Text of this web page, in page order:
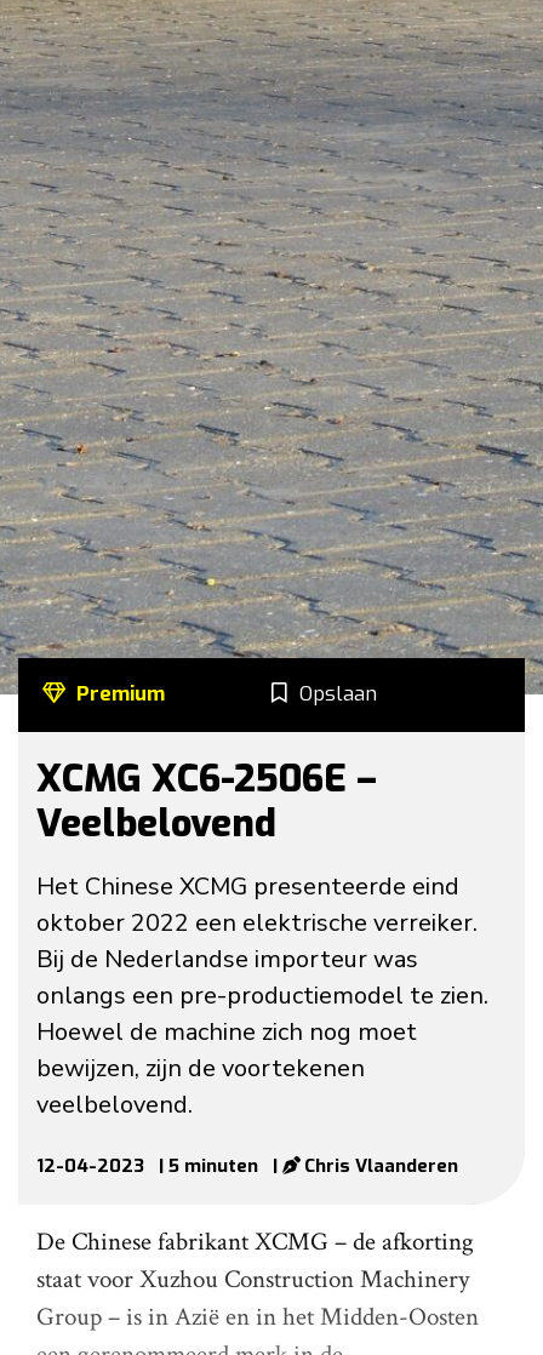
Premium Opslaan
XCMG XC6-2506E –
Veelbelovend
Het Chinese XCMG presenteerde eind
oktober 2022 een elektrische verreiker.
Bij de Nederlandse importeur was
onlangs een pre-productiemodel te zien.
Hoewel de machine zich nog moet
bewijzen, zijn de voortekenen
veelbelovend.
12-04-2023 | 5 minuten | Chris Vlaanderen
De Chinese fabrikant XCMG – de afkorting
staat voor Xuzhou Construction Machinery
Group – is in Azië en in het Midden-Oosten